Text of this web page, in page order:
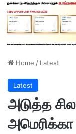
Home / Latest
Latest
அடுத்த